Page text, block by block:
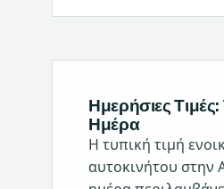
Ημερήσιες
Ημέρα
Η τυπική τιμή
αυτοκινήτου στην